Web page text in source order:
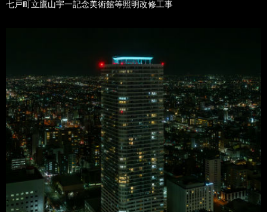
七戸町立鷹山宇一記念美術館等照明改修工事